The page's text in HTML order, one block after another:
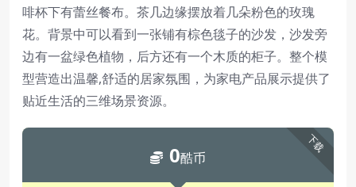
啡杯下有蕾丝餐布。茶几边缘摆放着几朵粉色的玫瑰
花。背景中可以看到一张铺有棕色毯子的沙发，沙发旁
边有一盆绿色植物，后方还有一个木质的柜子。整个模
型营造出温馨,舒适的居家氛围，为家电产品展示提供了
贴近生活的三维场景资源。
下载
0酷币